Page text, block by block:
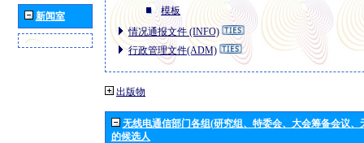
新闻室
模板
情况通报文件 (INFO)
行政管理文件(ADM)
出版物
无线电通信部门各组(研究组、特委会、大会筹备会议
的候选人